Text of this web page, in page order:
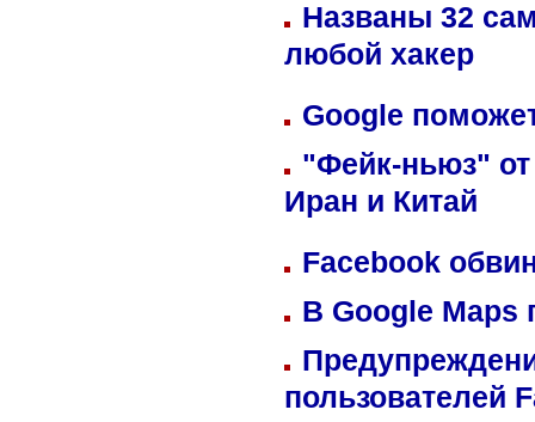
Названы 32
любой хакер
Google
"Фейк-ньюз" от
Иран и Китай
Facebook
В Google Maps
пользователей